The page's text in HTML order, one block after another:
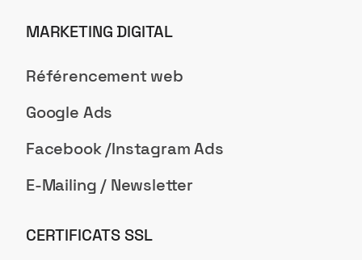
MARKETING DIGITAL
Référencement web
Google Ads
Facebook /Instagram Ads
E-Mailing / Newsletter
CERTIFICATS SSL